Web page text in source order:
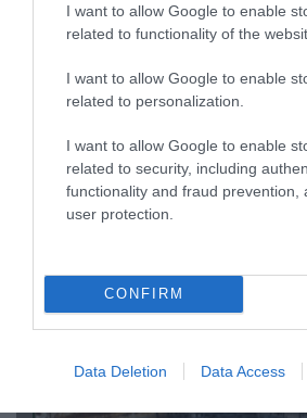
I want to allow Google to enable
related to functionality of the
I want to allow Google to enable
related to personalization.
I want to allow Google to enable
related to security, including
functionality and fraud prevention,
user protection.
CONFIRM
Data Deletion Data Access
07.08.2026 | 20:02
Ο Γιάννης Αλαφούζος
Κωνσταντίνο Ζούλα από τον